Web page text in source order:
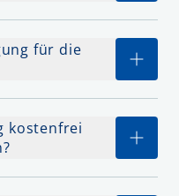
für die
kostenfrei